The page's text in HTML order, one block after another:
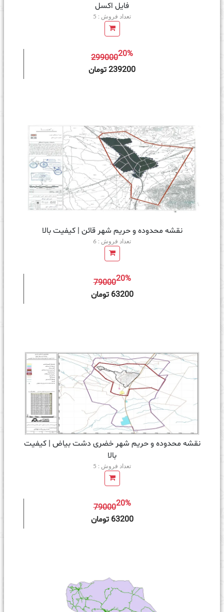
فايل اكسل
تعداد فروش : 5
29900020%
239200 تومان
نقشه محدوده و حریم شهر قائن | کیفیت بالا
تعداد فروش : 6
7900020%
63200 تومان
نقشه محدوده و حریم شهر خضری دشت بیاض | کیفیت
بالا
تعداد فروش : 5
7900020%
63200 تومان